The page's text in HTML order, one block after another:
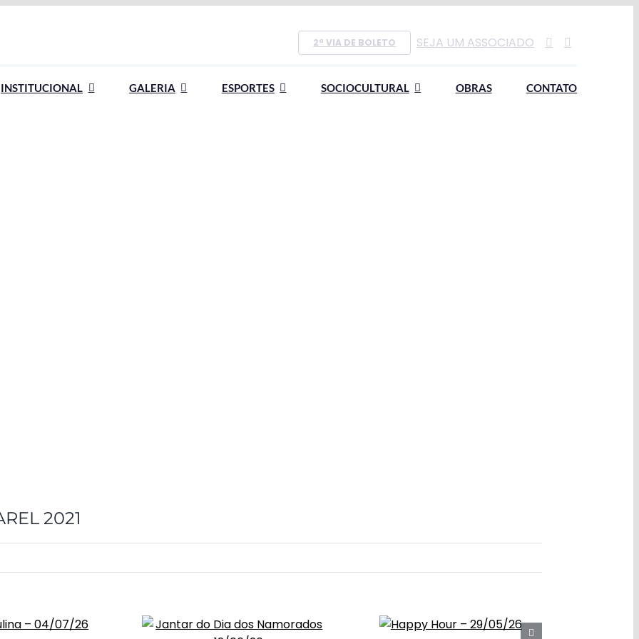
2ª VIA DE BOLETO SEJA UM ASSOCIADO
INSTITUCIONAL GALERIA ESPORTES SOCIOCULTURAL OBRAS CONTATO
2021